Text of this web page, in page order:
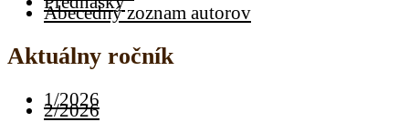
Abecedný zoznam autorov
Aktuálny ročník
1/2026
2/2026